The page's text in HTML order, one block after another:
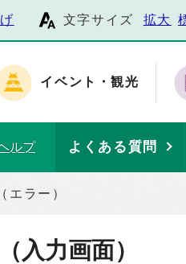
文字サイズ 拡大
イベント・観光
ルプ よくある質問
エラー）
入力画面）